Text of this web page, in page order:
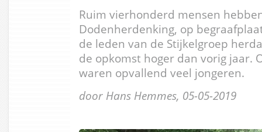
Ruim vierhonderd mensen
Dodenherdenking, op
de leden van de Stijkelgroep
de opkomst hoger dan vorig jaar.
waren opvallend veel jongeren.
door Hans Hemmes, 05-05-2019